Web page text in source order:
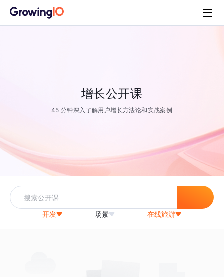
增长公开课
45 分钟深入了解用户增长方法论和实战案例
开发 场景 在线旅游